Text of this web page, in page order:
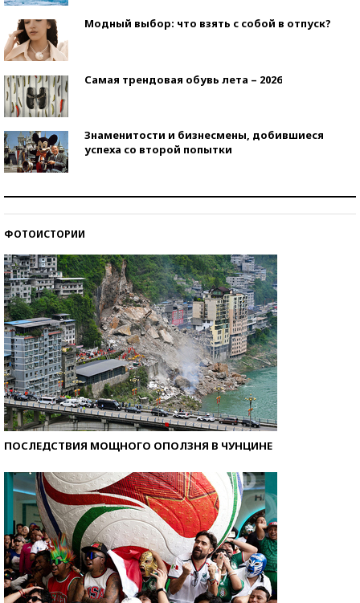
Модный выбор: что взять с собой в отпуск?
Самая трендовая обувь лета – 2026
Знаменитости и бизнесмены, добившиеся
успеха со второй попытки
ФОТОИСТОРИИ
ПОСЛЕДСТВИЯ МОЩНОГО ОПОЛЗНЯ В ЧУНЦИНЕ